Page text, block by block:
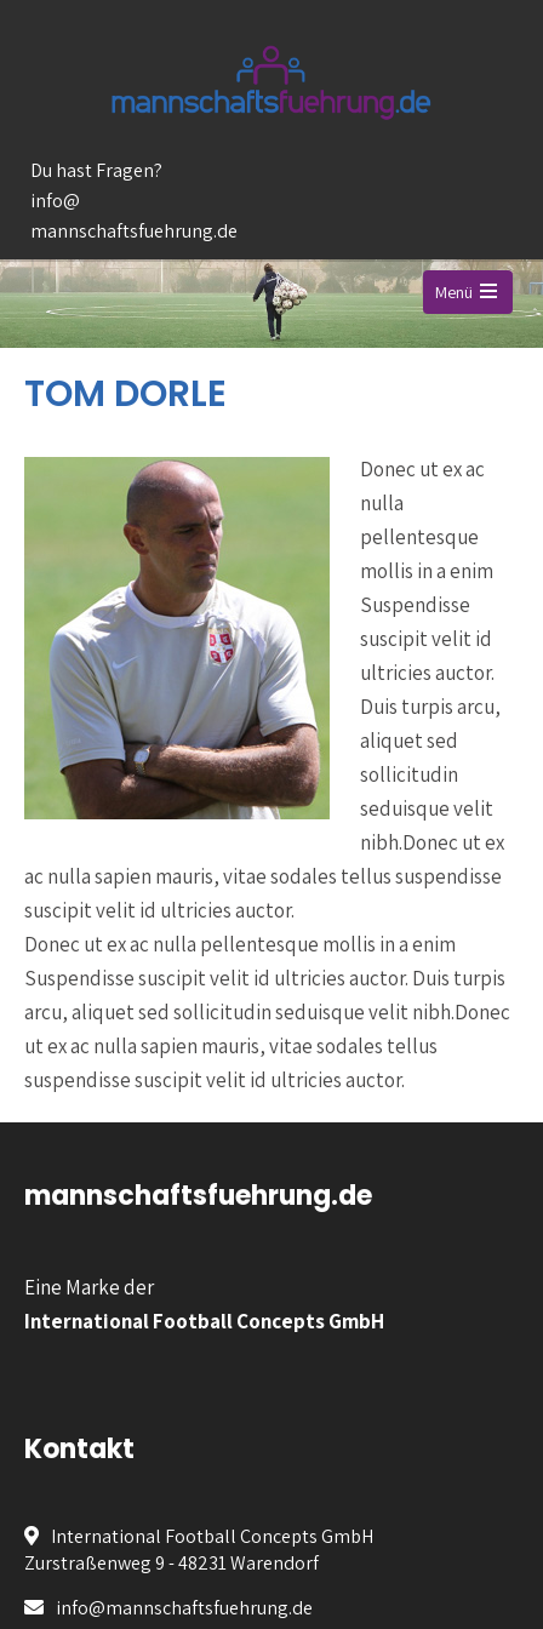
Du hast Fragen?
info@
mannschaftsfuehrung.de
Menü
Open
the
TOM DORLE
Donec ut ex ac
nulla
pellentesque
mollis in a enim
Suspendisse
suscipit velit id
ultricies auctor.
Duis turpis arcu,
aliquet sed
sollicitudin
seduisque velit
nibh.Donec ut ex
ac nulla sapien mauris, vitae sodales tellus suspendisse
suscipit velit id ultricies auctor.
Donec ut ex ac nulla pellentesque mollis in a enim
Suspendisse suscipit velit id ultricies auctor. Duis turpis
arcu, aliquet sed sollicitudin seduisque velit nibh.Donec
ut ex ac nulla sapien mauris, vitae sodales tellus
suspendisse suscipit velit id ultricies auctor.
mannschaftsfuehrung.de
Eine Marke der
International Football Concepts GmbH
Kontakt
International Football Concepts GmbH
Zurstraßenweg 9 - 48231 Warendorf
info@mannschaftsfuehrung.de